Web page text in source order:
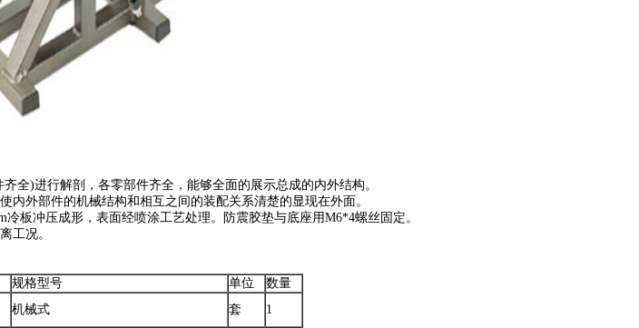
全)进行解剖，各零部件齐全，能够全面的展示总成的内外结构。
内外部件的机械结构和相互之间的装配关系清楚的显现在外面。
板冲压成形，表面经喷涂工艺处理。防震胶垫与底座用M6*4螺丝固定。
工况。
规格型号 单位
数量
机械式 套 1